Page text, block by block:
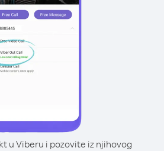
u Viberu i pozovite iz njihovog